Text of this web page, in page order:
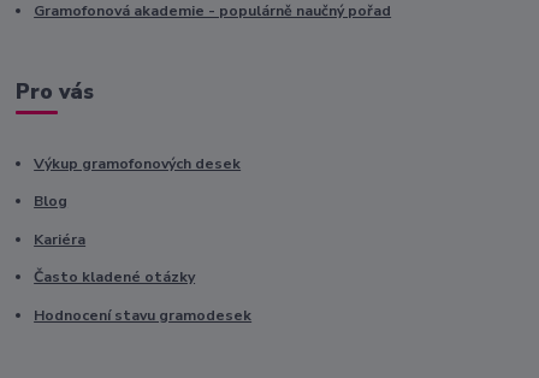
Gramofonová akademie - populárně naučný pořad
Pro vás
Výkup gramofonových desek
Blog
Kariéra
Často kladené otázky
Hodnocení stavu gramodesek